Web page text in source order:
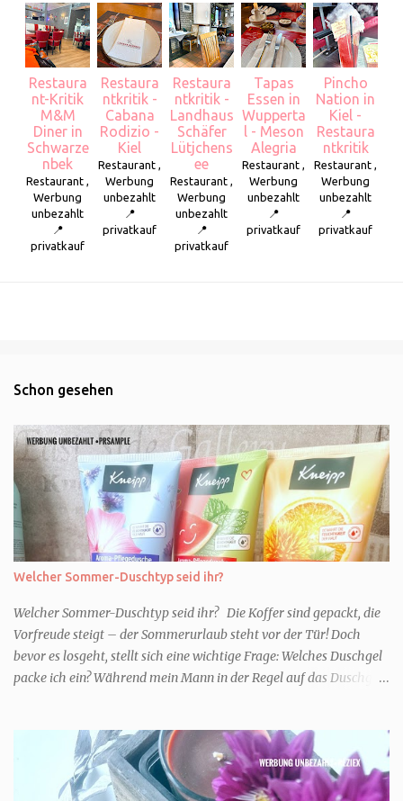
Restaura
nt-Kritik
M&M
Diner in
Schwarze
nbek
Restaurant ,
Werbung
unbezahlt
📍
privatkauf
Restaura
ntkritik -
Cabana
Rodizio -
Kiel
Restaurant ,
Werbung
unbezahlt
📍
privatkauf
Restaura
ntkritik -
Landhaus
Schäfer
Lütjchens
ee
Restaurant ,
Werbung
unbezahlt
📍
privatkauf
Tapas
Essen in
Wupperta
l - Meson
Alegria
Restaurant ,
Werbung
unbezahlt
📍
privatkauf
Pincho
Nation in
Kiel -
Restaura
ntkritik
Restaurant ,
Werbung
unbezahlt
📍
privatkauf
Schon gesehen
Welcher Sommer-Duschtyp seid ihr?
Welcher Sommer-Duschtyp seid ihr? Die Koffer sind gepackt, die
Vorfreude steigt – der Sommerurlaub steht vor der Tür! Doch
bevor es losgeht, stellt sich eine wichtige Frage: Welches Duschgel
packe ich ein? Während mein Mann in der Regel auf das Duschgel
Urlaub Entspannung und Wellness. Falls ihr ähnlich denkt, lasst
uns doch herausfinden, welcher Duschtyp ihr seid. TYP
GENIESSER Egal, ob Strand oder Städtetrip - für euch gehört